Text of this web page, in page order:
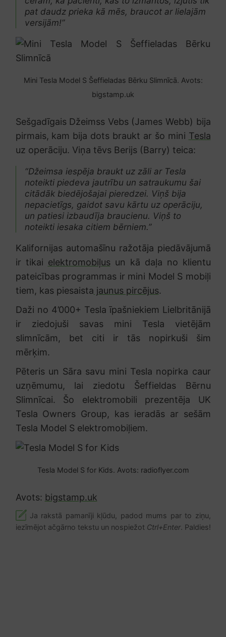
pat daudz prieka kā mēs, braucot ar lielajām
versijām!”
Mini Tesla Model S Šeffieladas Bērku Slimnīcā. Avots:
bigstamp.uk
Sešgadīgais Džeimss Vebs (James Webb) bija
pirmais, kam bija dots braukt ar šo mini Tesla
uz operāciju. Viņa tēvs Berijs (Barry) teica:
“Džeimsa iespēja braukt uz zāli ar Tesla
noteikti piedeva jautrību un satraukumu šai
citādāk biedējošajai pieredzei. Viņš bija
nepacietīgs, gaidot savu kārtu uz operāciju,
un patiesi izbaudīja braucienu. Viņš to
noteikti iesaka citiem bērniem.”
Kalifornijas automašīnu ražotāja piedāvājumā
ir tikai elektromobiļusun kā daļa no klientu
pateicības programmas ir mini Model S mobiļi
tiem, kas piesaista jaunus pircējus.
Daži no 4’000+ Tesla īpašniekiem Lielbritānijā
ir ziedojuši savas mini Tesla vietējām
slimnīcām, bet citi ir tās nopirkuši šim
mērķim.
Pēteris un Sāra savu mini Tesla nopirka caur
uzņēmumu, lai ziedotu Šeffieldas Bērnu
Slimnīcai. Šo elektromobili prezentēja UK
Tesla Owners Group, kas ieradās ar sešām
Tesla Model S elektromobiļiem.
Tesla Model S for Kids. Avots: radioflyer.com
Avots: bigstamp.uk
Ja rakstā pamanīji kļūdu, padod mums par to ziņu,
iezīmējot ačgārno tekstu un nospiežot Ctrl+Enter. Paldies!